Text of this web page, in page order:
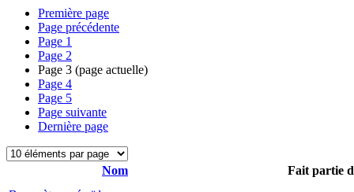
Première page
Page précédente
Page 1
Page 2
Page 3 (page actuelle)
Page 4
Page 5
Page suivante
Dernière page
Nom
Fait partie